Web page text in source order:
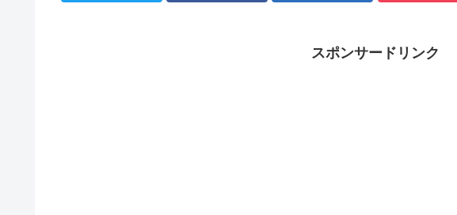
スポンサードリンク